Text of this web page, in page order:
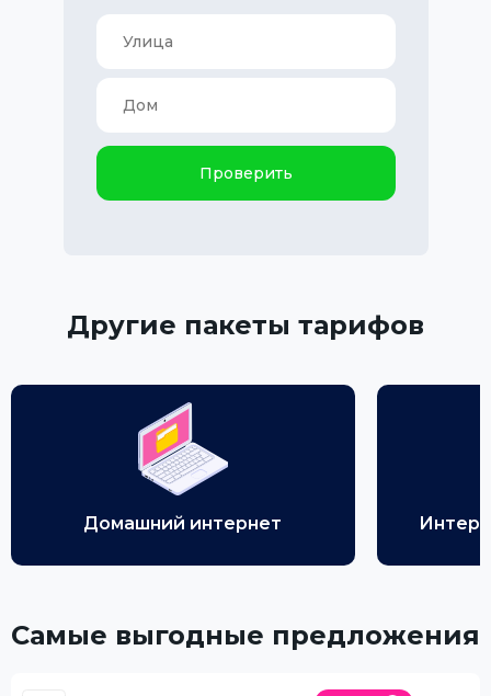
Проверить
Другие пакеты тарифов
Домашний интернет
Самые выгодные предложения